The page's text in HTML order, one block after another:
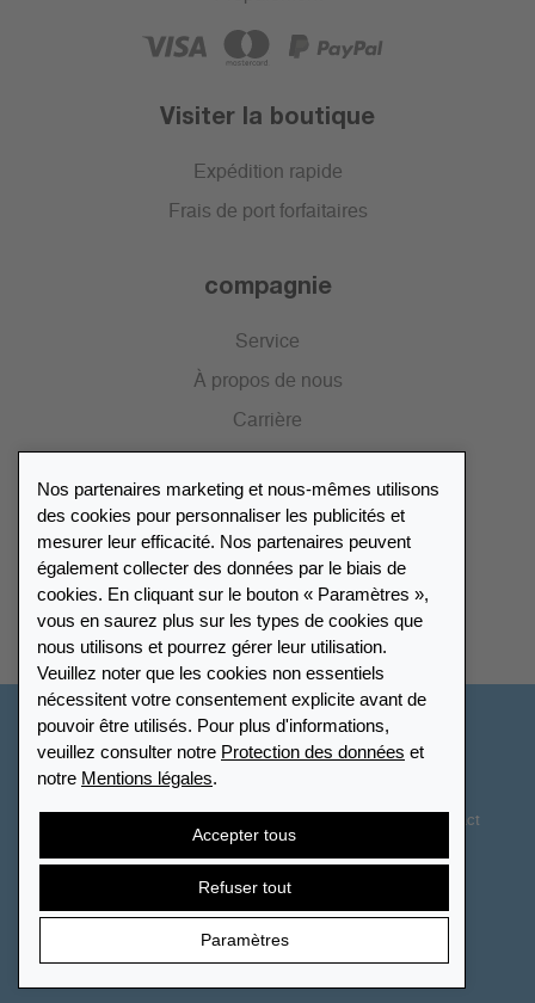
Visiter la boutique
Expédition rapide
Frais de port forfaitaires
compagnie
Service
À propos de nous
Carrière
Catalogue
Répertoire des revendeurs
Trouver Leuchtturm
Nos partenaires marketing et nous-mêmes utilisons
des cookies pour personnaliser les publicités et
mesurer leur efficacité. Nos partenaires peuvent
également collecter des données par le biais de
cookies. En cliquant sur le bouton « Paramètres »,
vous en saurez plus sur les types de cookies que
nous utilisons et pourrez gérer leur utilisation.
Veuillez noter que les cookies non essentiels
nécessitent votre consentement explicite avant de
pouvoir être utilisés. Pour plus d'informations,
veuillez consulter notre Protection des données et
notre Mentions légales.
Accepter tous
Refuser tout
Paramètres
Suisse - Français
Paramètres des cookies
Contact
Droit de rétractation Résilier le contrat
© 2026 LEUCHTTURM. Tous droits réservés.